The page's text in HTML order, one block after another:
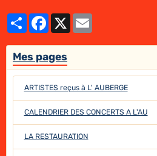
PartagerFacebook
X
Mes pages
ARTISTES reçus à L' AUBERGE
CALENDRIER DES CONCERTS A L'AU
LA RESTAURATION